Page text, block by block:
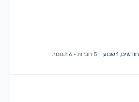
5 חברות · 6 תגובות